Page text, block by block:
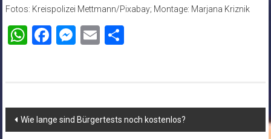
Fotos: Kreispolizei Mettmann/Pixabay; Montage: Marjana Kriznik
WhatsApp
Facebook
Messenger
EmailTeilen
Beitragsnavigation
Wie lange sind Bürgertests noch kostenlos?